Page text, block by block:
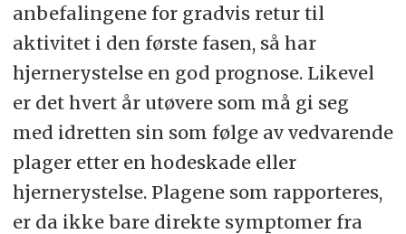
anbefalingene for gradvis retur til
aktivitet i den første fasen, så har
hjernerystelse en god prognose. Likevel
er det hvert år utøvere som må gi seg
med idretten sin som følge av vedvarende
plager etter en hodeskade eller
hjernerystelse. Plagene som rapporteres,
er da ikke bare direkte symptomer fra